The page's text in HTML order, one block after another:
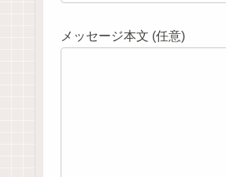
メッセージ本文 (任意)